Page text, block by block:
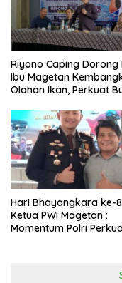
Riyono Caping Dorong
Ibu Magetan
Olahan Ikan, Perkuat
Hari Bhayangkara ke-
Ketua PWI Magetan :
Momentum Polri